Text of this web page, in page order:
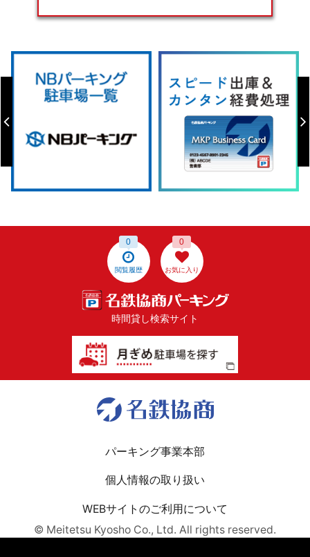
閲覧履歴
0
お気に入り
0
時間貸し検索サイト
パーキング事業本部
個人情報の取り扱い
WEBサイトのご利用について
© Meitetsu Kyosho Co., Ltd. All rights reserved.